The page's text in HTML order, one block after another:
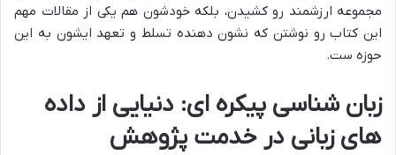
مجموعه ارزشمند رو کشیدن، بلکه خودشون هم یکی از مقالات مهم
این کتاب رو نوشتن که نشون دهنده تسلط و تعهد ایشون به این
حوزه ست.
زبان شناسی پیکره ای: دنیایی از داده
های زبانی در خدمت پژوهش